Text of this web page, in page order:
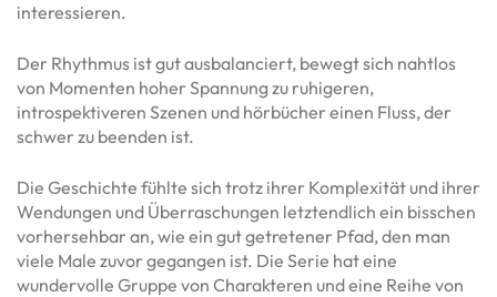
interessieren.
Der Rhythmus ist gut ausbalanciert, bewegt sich nahtlos
von Momenten hoher Spannung zu ruhigeren,
introspektiveren Szenen und hörbücher einen Fluss, der
schwer zu beenden ist.
Die Geschichte fühlte sich trotz ihrer Komplexität und ihrer
Wendungen und Überraschungen letztendlich ein bisschen
vorhersehbar an, wie ein gut getretener Pfad, den man
viele Male zuvor gegangen ist. Die Serie hat eine
wundervolle Gruppe von Charakteren und eine Reihe von